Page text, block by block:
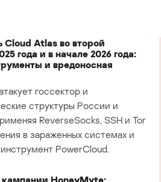
Cloud Atlas во второй
года и в начале 2026 года:
и вредоносная
госсектор и
структуры России и
ReverseSocks, SSH и Tor
в зараженных системах и
PowerCloud.